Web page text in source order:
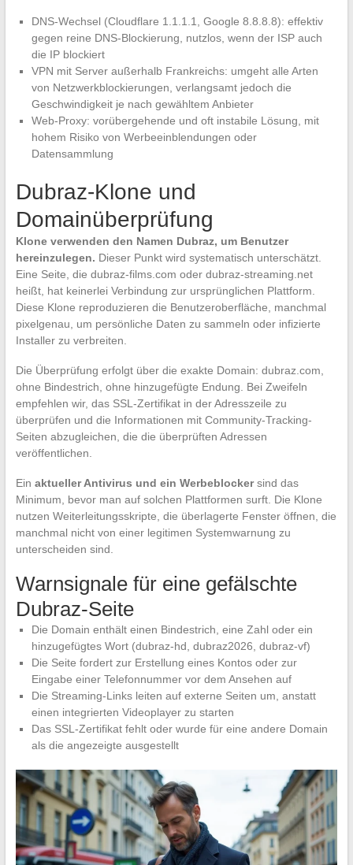
DNS-Wechsel (Cloudflare 1.1.1.1, Google 8.8.8.8): effektiv
gegen reine DNS-Blockierung, nutzlos, wenn der ISP auch
die IP blockiert
VPN mit Server außerhalb Frankreichs: umgeht alle Arten
von Netzwerkblockierungen, verlangsamt jedoch die
Geschwindigkeit je nach gewähltem Anbieter
Web-Proxy: vorübergehende und oft instabile Lösung, mit
hohem Risiko von Werbeeinblendungen oder
Datensammlung
Dubraz-Klone und
Domainüberprüfung
Klone verwenden den Namen Dubraz, um Benutzer
hereinzulegen. Dieser Punkt wird systematisch unterschätzt.
Eine Seite, die dubraz-films.com oder dubraz-streaming.net
heißt, hat keinerlei Verbindung zur ursprünglichen Plattform.
Diese Klone reproduzieren die Benutzeroberfläche, manchmal
pixelgenau, um persönliche Daten zu sammeln oder infizierte
Installer zu verbreiten.
Die Überprüfung erfolgt über die exakte Domain: dubraz.com,
ohne Bindestrich, ohne hinzugefügte Endung. Bei Zweifeln
empfehlen wir, das SSL-Zertifikat in der Adresszeile zu
überprüfen und die Informationen mit Community-Tracking-
Seiten abzugleichen, die die überprüften Adressen
veröffentlichen.
Ein aktueller Antivirus und ein Werbeblockersind das
Minimum, bevor man auf solchen Plattformen surft. Die Klone
nutzen Weiterleitungsskripte, die überlagerte Fenster öffnen, die
manchmal nicht von einer legitimen Systemwarnung zu
unterscheiden sind.
Warnsignale für eine gefälschte
Dubraz-Seite
Die Domain enthält einen Bindestrich, eine Zahl oder ein
hinzugefügtes Wort (dubraz-hd, dubraz2026, dubraz-vf)
Die Seite fordert zur Erstellung eines Kontos oder zur
Eingabe einer Telefonnummer vor dem Ansehen auf
Die Streaming-Links leiten auf externe Seiten um, anstatt
einen integrierten Videoplayer zu starten
Das SSL-Zertifikat fehlt oder wurde für eine andere Domain
als die angezeigte ausgestellt